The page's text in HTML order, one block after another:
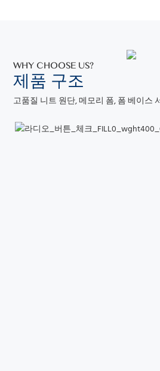
WHY CHOOSE US?
제품 구조
고품질 니트 원단, 메모리 폼, 폼 베이스